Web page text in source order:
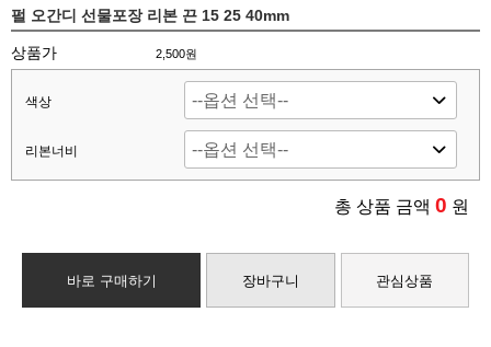
펄 오간디 선물포장 리본 끈 15 25 40mm
상품가 2,500원
색상
리본너비
총 상품 금액 0 원
바로 구매하기 장바구니 관심상품